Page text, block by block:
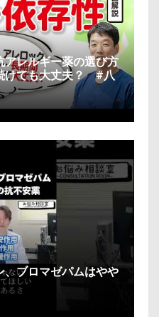
アレルギー薬の選び方
けても大丈夫？ #八
、ブロマゼパムはやや